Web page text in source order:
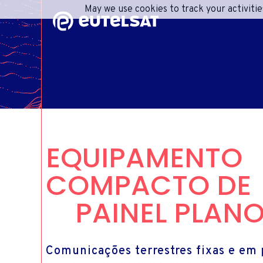
Content
Menu
Footer
EQUIPAMENTO
COMPACTO DE
PAINEL
Comunicações terrestres fixas e em
May we use cookies to track your